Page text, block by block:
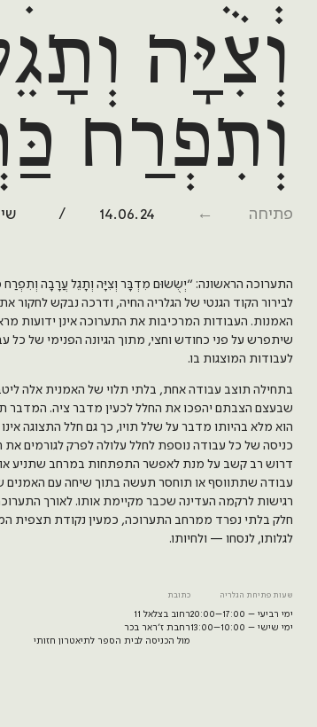
וְצִיָּה
וְתִפְרַח
פתיחה 14.06.24
התערוכה הראשונה: ״יְשֻׂשׂוּם מִדְבָּר וְצִיָּה וְתָגֵל עֲרָבָה
לבירור הקוד הגנטי של הגלריה החיה, ודרכה נבקש
האמנות. העבודות המרכיבות את התערוכה אינן ידועות
שיתפרש על פני כחודש וחצי, מתוך הגיונה הפנימי של כל
לעבודות המוצגות בו.
בתחילה תוצב עבודה אחת, בלתי תלוי של האמנית אלה
שבעצם הצבתם יהפכו את החלל לכעין מדבר ציה. המדבר
הוא מלא בהיותו מדבר על שלל תויו, כך גם חלל התצוגה
כניסה של כל עבודה נוספת לחלל עלולה לפרק לגורמים את
דרוש רב קשב על מנת לאפשר התפתחות במרחב שתניע
עבודה שתתווסף או תוחסר תעשה בתוך שיחה עם האמנים
רגישות לרקמה העדינה שכבר מקיימת אותו. לאורך
חלק בלתי נפרד ממרחב התערוכה, כמעין נקודת תצפית
לגלותו, לנסחו — ולחיותו.
שעות פתיחת הגלריה
ימי רביעי – 17:00–20:00
ימי שישי – 10:00–13:00
כתובת
רחוב בצלאל 11
רחבת ז׳ראר בכר
מול הכניסה לבית הספר לתיאטרון חזותי